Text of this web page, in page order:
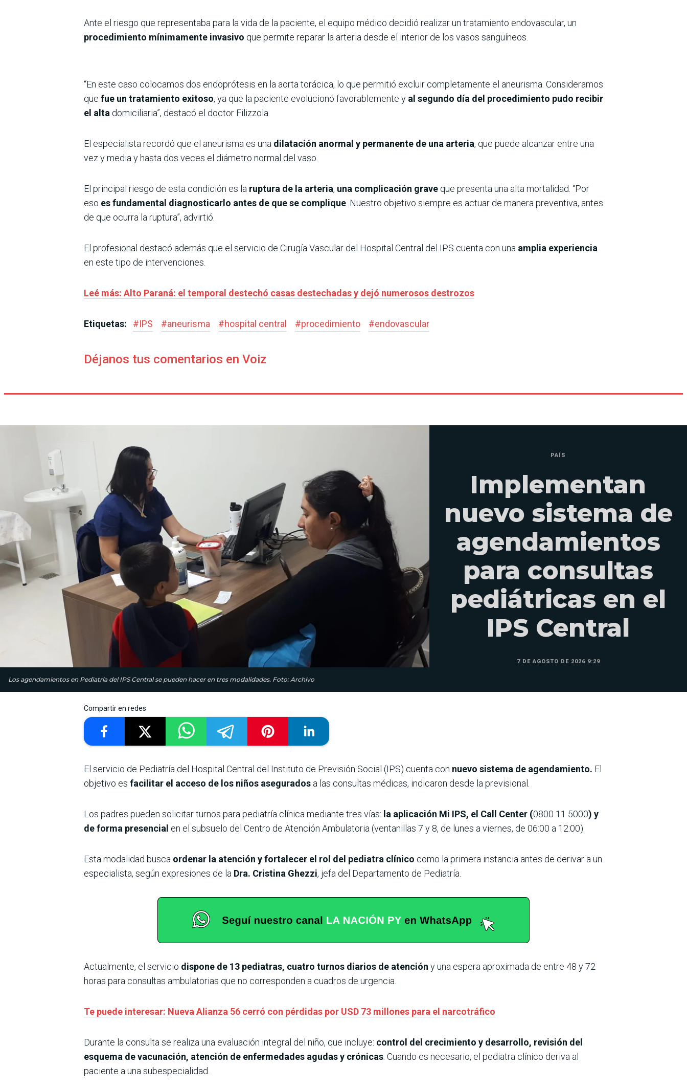
Ante el riesgo que representaba para la vida de la paciente, el equipo médico decidió realizar un tratamiento endovascular, un
procedimiento mínimamente invasivo que permite reparar la arteria desde el interior de los vasos sanguíneos.
“En este caso colocamos dos endoprótesis en la aorta torácica, lo que permitió excluir completamente el aneurisma. Consideramos
que fue un tratamiento exitoso, ya que la paciente evolucionó favorablemente y al segundo día del procedimiento pudo recibir
el alta domiciliaria”, destacó el doctor Filizzola.
El especialista recordó que el aneurisma es una dilatación anormal y permanente de una arteria, que puede alcanzar entre una
vez y media y hasta dos veces el diámetro normal del vaso.
El principal riesgo de esta condición es la ruptura de la arteria, una complicación grave que presenta una alta mortalidad. “Por
eso es fundamental diagnosticarlo antes de que se complique . Nuestro objetivo siempre es actuar de manera preventiva, antes
de que ocurra la ruptura”, advirtió.
El profesional destacó además que el servicio de Cirugía Vascular del Hospital Central del IPS cuenta con una amplia experiencia
en este tipo de intervenciones.
Leé más: Alto Paraná: el temporal destechó casas destechadas y dejó numerosos destrozos
Etiquetas: #IPS #aneurisma #hospital central #procedimiento #endovascular
Déjanos tus comentarios en Voiz
Los agendamientos en Pediatría del IPS Central se pueden hacer en tres modalidades. Foto: Archivo
PAÍS
Implementan
nuevo sistema de
agendamientos
para consultas
pediátricas en el
IPS Central
7 DE AGOSTO DE 2026 9:29
Compartir en redes
El servicio de Pediatría del Hospital Central del Instituto de Previsión Social (IPS) cuenta con nuevo sistema de agendamiento. El
objetivo es facilitar el acceso de los niños asegurados a las consultas médicas, indicaron desde la previsional.
Los padres pueden solicitar turnos para pediatría clínica mediante tres vías: la aplicación Mi IPS, el Call Center (0800 11 5000) y
de forma presencial en el subsuelo del Centro de Atención Ambulatoria (ventanillas 7 y 8, de lunes a viernes, de 06:00 a 12:00).
Esta modalidad busca ordenar la atención y fortalecer el rol del pediatra clínico como la primera instancia antes de derivar a un
especialista, según expresiones de la Dra. Cristina Ghezzi, jefa del Departamento de Pediatría.
Actualmente, el servicio dispone de 13 pediatras, cuatro turnos diarios de atención y una espera aproximada de entre 48 y 72
horas para consultas ambulatorias que no corresponden a cuadros de urgencia.
Te puede interesar: Nueva Alianza 56 cerró con pérdidas por USD 73 millones para el narcotráfico
Durante la consulta se realiza una evaluación integral del niño, que incluye: control del crecimiento y desarrollo, revisión del
esquema de vacunación, atención de enfermedades agudas y crónicas . Cuando es necesario, el pediatra clínico deriva al
paciente a una subespecialidad.